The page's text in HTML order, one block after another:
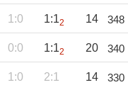
1:0 1:12 14 348
0:0 1:12 20 340
1:0 2:1 14 330